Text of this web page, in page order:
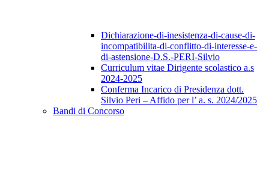
Dichiarazione-di-inesistenza-di-cause-di-
incompatibilita-di-conflitto-di-interesse-e-
di-astensione-D.S.-PERI-Silvio
Curriculum vitae Dirigente scolastico a.s
2024-2025
Conferma Incarico di Presidenza dott.
Silvio Peri – Affido per l’ a. s. 2024/2025
Bandi di Concorso